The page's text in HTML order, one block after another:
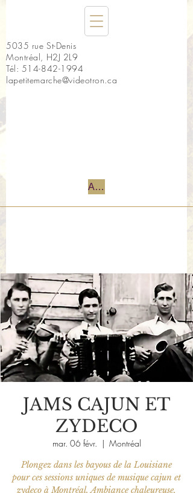
5035 rue St-Denis
Montréal, H2J 2L9
Tél: 514-842-1994
lapetitemarche@videotron.ca
Accueil
JAMS CAJUN ET
ZYDECO
mar. 06 févr.
  |
Montréal
Plongez dans les bayous de la Louisiane
pour ces sessions uniques de musique cajun et
zydeco à Montréal. Ambiance chaleureuse,